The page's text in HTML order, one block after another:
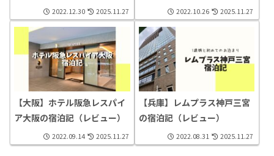
2022.12.30 2025.11.27
の宿泊記（レビュー）
2022.10.26 2025.11.27
【大阪】ホテル阪急レスパイ
ア大阪の宿泊記（レビュー）
2022.09.14 2025.11.27
【兵庫】レムプラス神戸三宮
の宿泊記（レビュー）
2022.08.31 2025.11.27